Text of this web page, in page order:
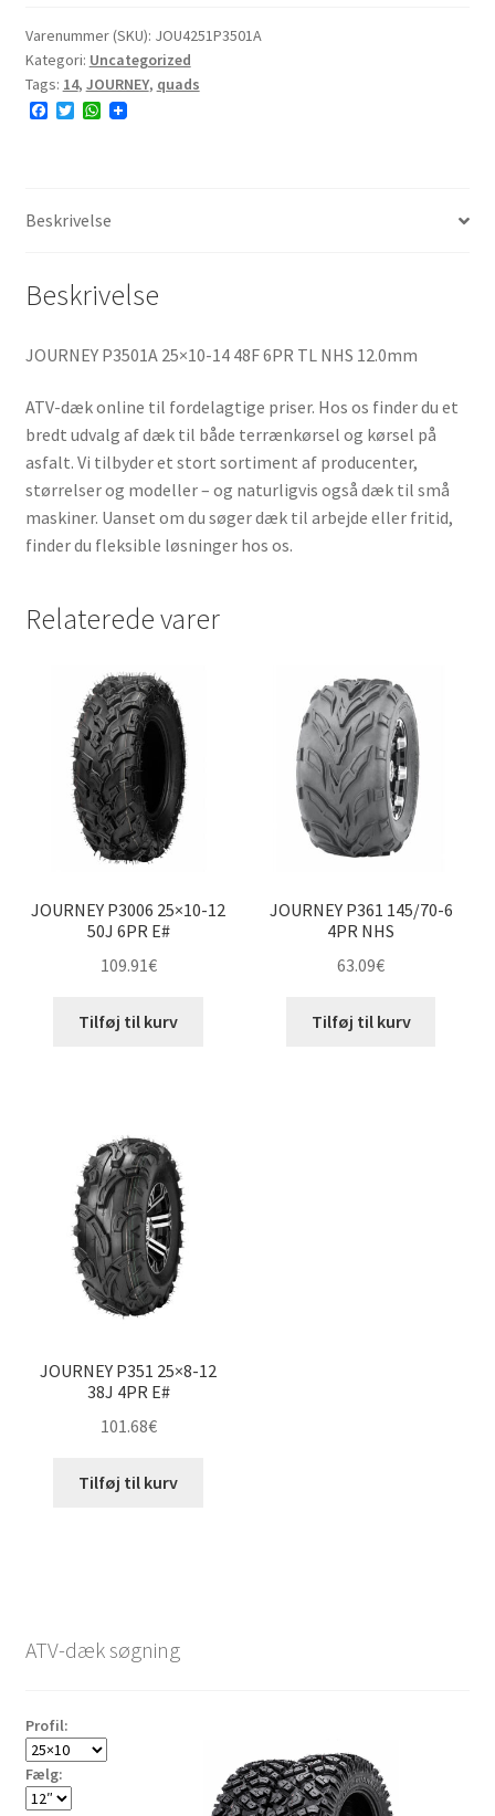
48F
6PR
TL
NHS
Varenummer (SKU): JOU4251P3501A
Kategori: Uncategorized
Tags: 14, JOURNEY, quads
F
o
T
r
W
p
Beskrivelse
Beskrivelse
JOURNEY P3501A 25×10-14 48F 6PR TL NHS 12.0mm
ATV-dæk online til fordelagtige priser. Hos os finder du et
bredt udvalg af dæk til både terrænkørsel og kørsel på
asfalt. Vi tilbyder et stort sortiment af producenter,
størrelser og modeller – og naturligvis også dæk til små
maskiner. Uanset om du søger dæk til arbejde eller fritid,
finder du fleksible løsninger hos os.
Relaterede varer
JOURNEY P3006 25×10-12
50J 6PR E#
109.91€
Tilføj til kurv
JOURNEY P361 145/70-6
4PR NHS
63.09€
Tilføj til kurv
JOURNEY P351 25×8-12
38J 4PR E#
101.68€
Tilføj til kurv
ATV-dæk søgning
Profil:
Fælg: